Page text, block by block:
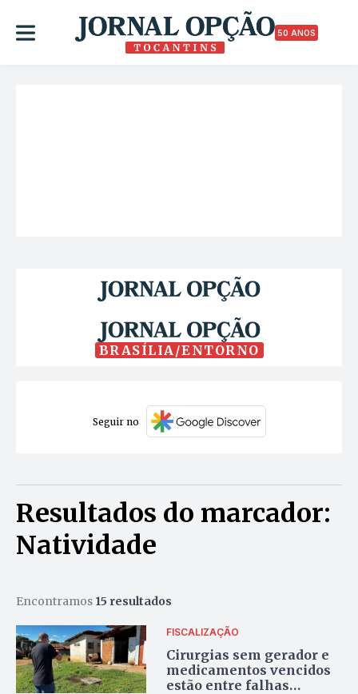
50 ANOS
BRASÍLIA/ENTORNO
Seguir no
Resultados do marcador:
Natividade
Encontramos 15 resultados
FISCALIZAÇÃO
Cirurgias sem gerador e
medicamentos vencidos
estão entre falhas